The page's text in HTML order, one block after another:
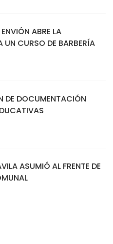
ABRE LA
UN CURSO DE BARBERÍA
DE DOCUMENTACIÓN
ASUMIÓ AL FRENTE DE